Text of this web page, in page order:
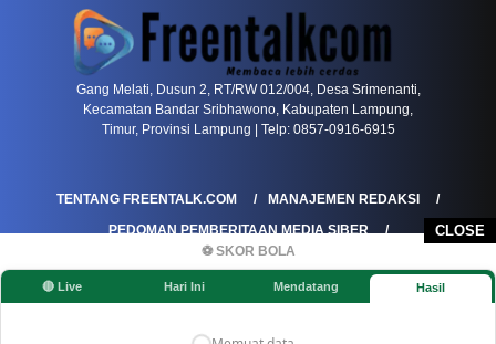
CLOSE
⚽ SKOR BOLA
🔴 Live Hari Ini Mendatang Hasil
Gang Melati, Dusun 2, RT/RW 012/004, Desa Srimenanti,
Kecamatan Bandar Sribhawono, Kabupaten Lampung,
Timur, Provinsi Lampung | Telp: 0857-0916-6915
TENTANG FREENTALK.COM
MANAJEMEN REDAKSI
PEDOMAN PEMBERITAAN MEDIA SIBER
KOREKSI & KLARIFIKASI
KEBIJAKAN IKLAN / ADVERTORIAL